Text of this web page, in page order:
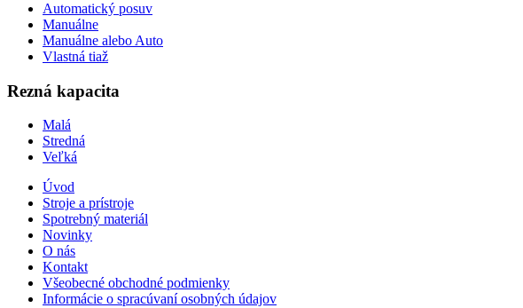
Automatický posuv
Manuálne
Manuálne alebo Auto
Vlastná tiaž
Rezná kapacita
Malá
Stredná
Veľká
Úvod
Stroje a prístroje
Spotrebný materiál
Novinky
O nás
Kontakt
Všeobecné obchodné podmienky
Informácie o spracúvaní osobných údajov